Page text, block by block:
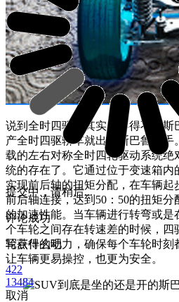
说到全时四驱，其实就不得不提
产全时四驱轿车就出自斯巴鲁之手
载的左右对称全时四轮驱动系统绝
统的存在了。它通过位于变速箱内
实现前后轴的扭矩分配，在车辆
前后轴连接，达到50：50的扭矩
的加速性能。当车辆进行转弯或是
个车轮之间存在转速差的时候，
轮获得的动力，确保每个车轮时刻
让车辆更易操控，也更为安全。
提交中，请稍后...
评论成功
写点什么吧
422
13484
取消